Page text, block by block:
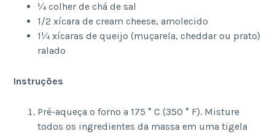
¼ colher de chá de sal
1/2 xícara de cream cheese, amolecido
1¼ xícaras de queijo (muçarela, cheddar ou prato)
ralado
Instruções
Pré-aqueça o forno a 175 ° C (350 ° F). Misture
todos os ingredientes da massa em uma tigela